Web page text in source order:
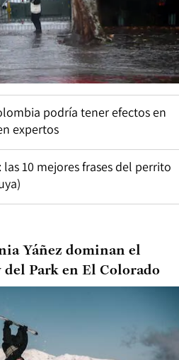
podría tener efectos en
expertos
10 mejores frases del perrito
Yáñez dominan el
Park en El Colorado